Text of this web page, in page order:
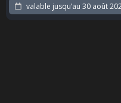
valable jusqu’au 30 août